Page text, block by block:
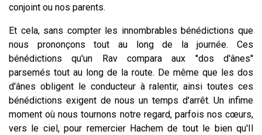
conjoint ou nos parents.
Et cela, sans compter les innombrables bénédictions que
nous prononçons tout au long de la journée. Ces
bénédictions qu'un Rav compara aux ''dos d'ânes''
parsemés tout au long de la route. De même que les dos
d'ânes obligent le conducteur à ralentir, ainsi toutes ces
bénédictions exigent de nous un temps d'arrêt. Un infime
moment où nous tournons notre regard, parfois nos cœurs,
vers le ciel, pour remercier Hachem de tout le bien qu'Il